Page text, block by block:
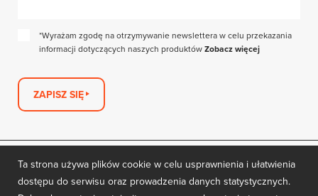
*Wyrażam zgodę na otrzymywanie newslettera w celu przekazania
informacji dotyczących naszych produktów Zobacz więcej
ZAPISZ SIĘ
Ta strona używa plików cookie w celu usprawnienia i ułatwienia
dostępu do serwisu oraz prowadzenia danych statystycznych.